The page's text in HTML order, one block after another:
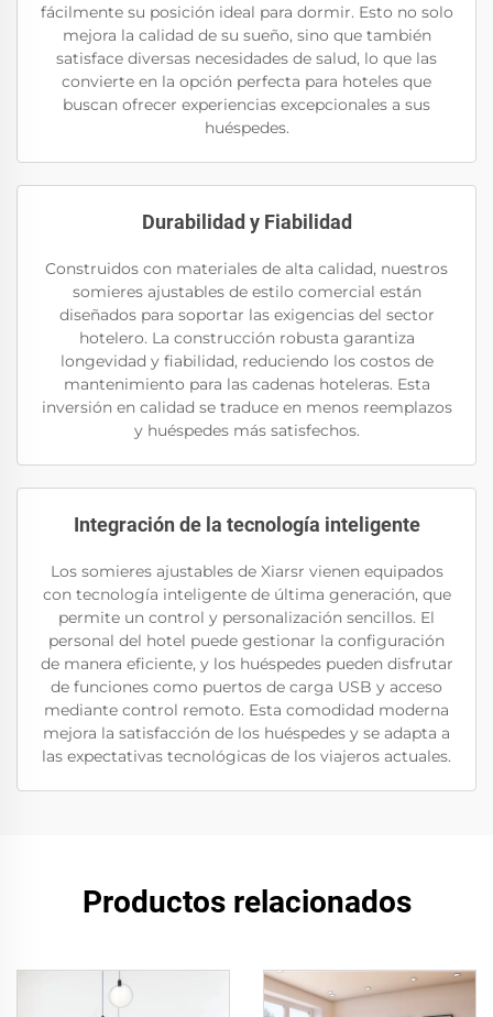
fácilmente su posición ideal para dormir. Esto no solo
mejora la calidad de su sueño, sino que también
satisface diversas necesidades de salud, lo que las
convierte en la opción perfecta para hoteles que
buscan ofrecer experiencias excepcionales a sus
huéspedes.
Durabilidad y Fiabilidad
Construidos con materiales de alta calidad, nuestros
somieres ajustables de estilo comercial están
diseñados para soportar las exigencias del sector
hotelero. La construcción robusta garantiza
longevidad y fiabilidad, reduciendo los costos de
mantenimiento para las cadenas hoteleras. Esta
inversión en calidad se traduce en menos reemplazos
y huéspedes más satisfechos.
Integración de la tecnología inteligente
Los somieres ajustables de Xiarsr vienen equipados
con tecnología inteligente de última generación, que
permite un control y personalización sencillos. El
personal del hotel puede gestionar la configuración
de manera eficiente, y los huéspedes pueden disfrutar
de funciones como puertos de carga USB y acceso
mediante control remoto. Esta comodidad moderna
mejora la satisfacción de los huéspedes y se adapta a
las expectativas tecnológicas de los viajeros actuales.
Productos relacionados